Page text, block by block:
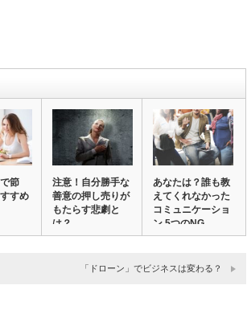
節
すめ
注意！自分勝手な
善意の押し売りが
もたらす悲劇と
は？
あなたは？誰も教
えてくれなかった
コミュニケーショ
ン 5つのNG
「ドローン」でビジネスは変わる？